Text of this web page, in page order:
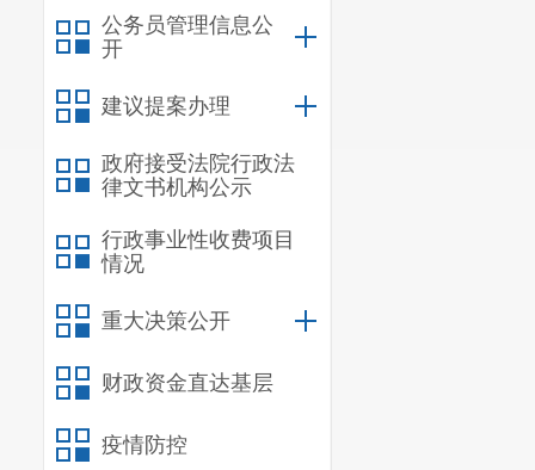
公务员管理信息公
开
建议提案办理
政府接受法院行政法
律文书机构公示
行政事业性收费项目
情况
重大决策公开
财政资金直达基层
疫情防控